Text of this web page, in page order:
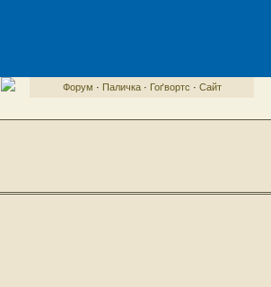
Форум · Паличка· Гоґвортс · Сайт